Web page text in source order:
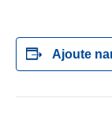
Ajoute